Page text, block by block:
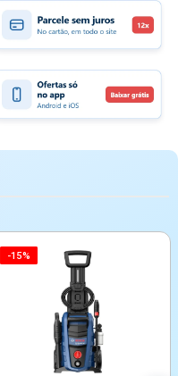
-15%